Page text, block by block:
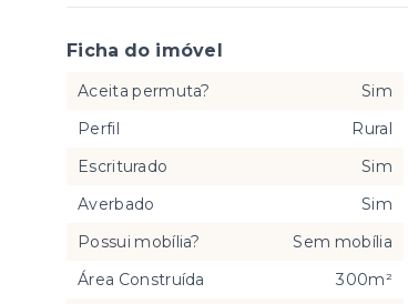
Ficha do imóvel
Aceita permuta?
Sim
Perfil
Rural
Escriturado
Sim
Averbado
Sim
Possui mobília?
Sem mobília
Área Construída
300m²